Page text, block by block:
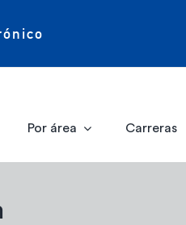
Por área Carreras